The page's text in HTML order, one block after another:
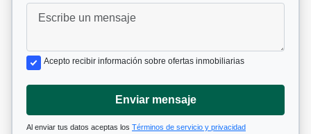
Acepto recibir información sobre ofertas inmobiliarias
Enviar mensaje
Al enviar tus datos aceptas los Términos de servicio y privacidad